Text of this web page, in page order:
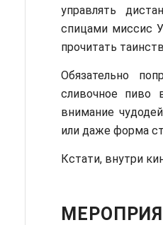
управлять
спицами миссис
прочитать
Обязательно
сливочное
внимание
или даже форма
Кстати, внутри